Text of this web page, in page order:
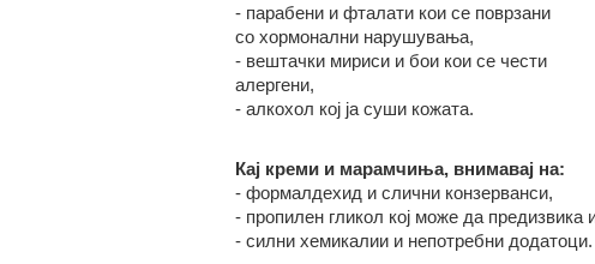
-парабени и фталати кои се поврзани
со хормонални нарушувања,
-вештачки мириси и бои кои се чести
алергени,
-алкохол кој ја суши кожата.
Кај креми и марамчиња, внимавај на:
-формалдехид и слични конзерванси,
-пропилен гликол кој може да предизвика
-силни хемикалии и непотребни додатоци.